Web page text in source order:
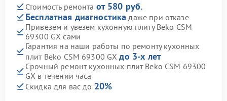
Стоимость ремонта от 580 руб.
Бесплатная диагностика даже при отказе
Привезем и увезем кухонную плиту Beko CSM
69300 GX сами
Гарантия на наши работы по ремонту кухонных
плит Beko CSM 69300 GXдо 3-х лет
Срочный ремонт кухонных плит Beko CSM 69300
GX в течении часа
Скидка для вас до 20%